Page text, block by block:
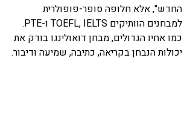
החדש", אלא חלופה סופר-פופולרית
למבחנים הוותיקים TOEFL, IELTS ו-PTE.
כמו אחיו הגדולים, מבחן דואולינגו בודק את
יכולות הנבחן בקריאה, כתיבה, שמיעה ודיבור.